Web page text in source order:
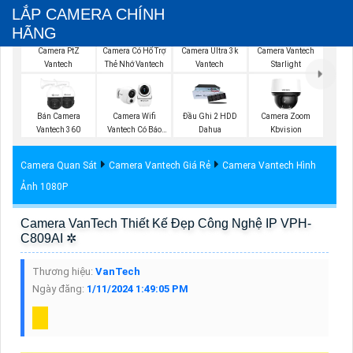
LẮP CAMERA CHÍNH
HÃNG
Camera PtZ
Vantech
Camera Có Hổ Trợ
Thẻ Nhớ Vantech
Camera Ultra 3k
Vantech
Camera Vantech
Starlight
Bán Camera
Vantech 360
Camera Wifi
Vantech Có Báo
Đầu Ghi 2 HDD
Dahua
Camera Zoom
Kbvision
Camera Quan Sát Camera Vantech Giá Rẻ
Camera Vantech Hình
Ảnh 1080P
Camera VanTech Thiết Kế Đẹp Công Nghệ IP VPH-
C809AI ✲
Thương hiệu: VanTech
Ngày đăng: 1/11/2024 1:49:05 PM